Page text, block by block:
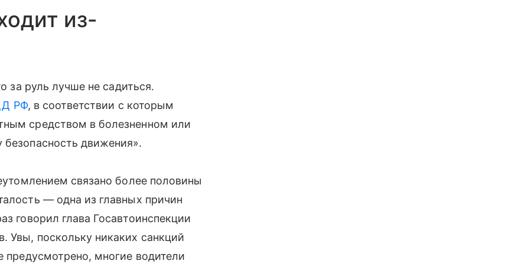
из-
за руль лучше не садиться.
РФ, в соответствии с которым
средством в болезненном или
движения».
связано более половины
— одна из главных причин
говорил глава Госавтоинспекции
Увы, поскольку никаких санкций
многие водители